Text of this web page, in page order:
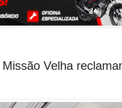
Velha